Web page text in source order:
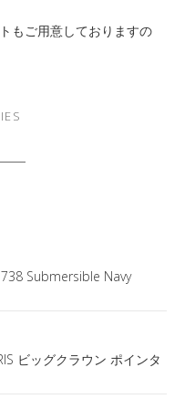
もご用意しておりますの
Submersible Navy
ビッグクラウン ポインタ